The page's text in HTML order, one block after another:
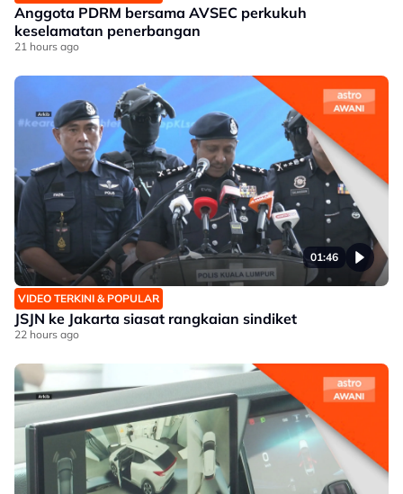
Anggota PDRM bersama AVSEC perkukuh
keselamatan penerbangan
21 hours ago
01:46
VIDEO TERKINI & POPULAR
JSJN ke Jakarta siasat rangkaian sindiket
22 hours ago